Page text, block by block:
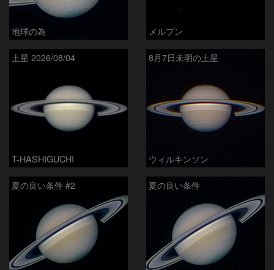
地球の為 メルプン
土星 2026/08/04
T-HASHIGUCHI
8月7日未明の土星
ウィルキンソン
夏の良い条件 #2 夏の良い条件